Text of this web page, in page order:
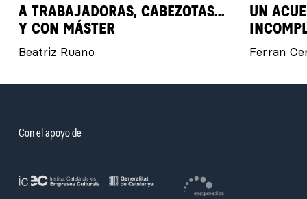
A TRABAJADORAS, CABEZOTAS…
Y CON MÁSTER
Beatriz Ruano
UN
Ferran
Con el apoyo de